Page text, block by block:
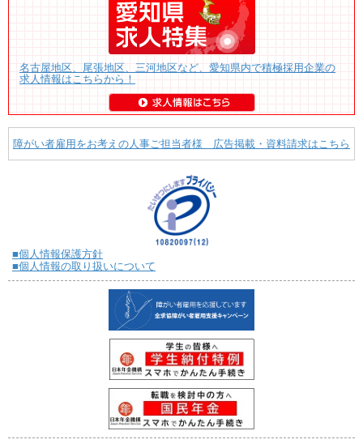
名古屋地区、尾張地区、三河地区など、愛知県内で積極採用企業の
求人情報はこちらから！
障がい者雇用をお考えの人事ご担当者様 広告掲載・資料請求はこちら
■個人情報保護方針
■個人情報の取り扱いについて